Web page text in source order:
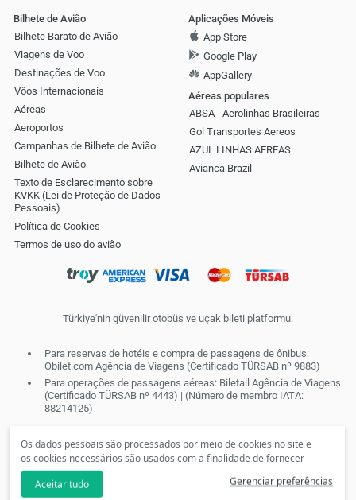
Os dados pessoais são processados por meio de cookies no site e
os cookies necessários são usados com a finalidade de fornecer
serviços da sociedade da informação. De acordo com suas
preferências, não poderemos disponibilizar cookies personalizados
Aceitar tudo Gerenciar preferências
Bilhete de Avião
Bilhete Barato de Avião
Viagens de Voo
Destinações de Voo
Vôos Internacionais
Aéreas
Aeroportos
Campanhas de Bilhete de Avião
Bilhete de Avião
Texto de Esclarecimento sobre
KVKK (Lei de Proteção de Dados
Pessoais)
Política de Cookies
Termos de uso do avião
Aplicações Móveis
App Store
Google Play
AppGallery
Aéreas populares
ABSA - Aerolinhas Brasileiras
Gol Transportes Aereos
AZUL LINHAS AEREAS
Avianca Brazil
Türkiye'nin güvenilir otobüs ve uçak bileti platformu.
Para reservas de hotéis e compra de passagens de ônibus:
Obilet.com Agência de Viagens (Certificado TÜRSAB nº 9883)
Para operações de passagens aéreas: Biletall Agência de Viagens
(Certificado TÜRSAB nº 4443) | (Número de membro IATA:
88214125)